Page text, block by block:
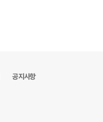
공지사항